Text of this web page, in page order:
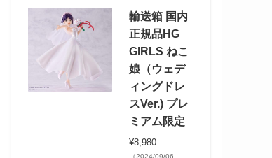
輸送箱 国内
正規品HG
GIRLS ねこ
娘（ウェデ
ィングドレ
スVer.) プレ
ミアム限定
¥8,980
（2024/09/06